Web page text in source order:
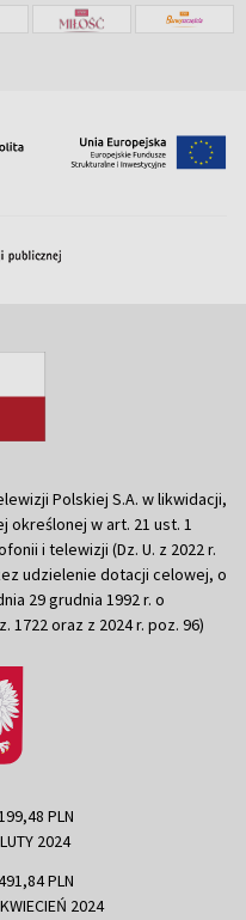
Polskiej S.A. w likwidacji,
określonej w art. 21 ust. 1
i telewizji (Dz. U. z 2022 r.
udzielenie dotacji celowej, o
29 grudnia 1992 r. o
1722 oraz z 2024 r. poz. 96)
PLN
2024
PLN
2024